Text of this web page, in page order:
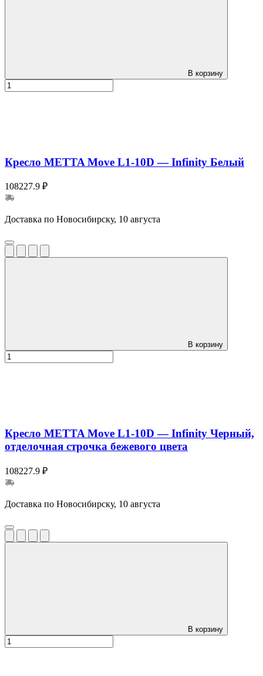
В корзину
Кресло METTA Move L1-10D — Infinity Белый
108227.9 ₽
Доставка по Новосибирску, 10 августа
В корзину
Кресло METTA Move L1-10D — Infinity Черный,
отделочная строчка бежевого цвета
108227.9 ₽
Доставка по Новосибирску, 10 августа
В корзину